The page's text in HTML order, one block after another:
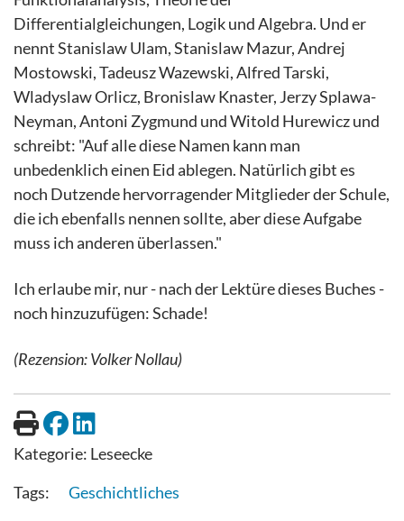
Differentialgleichungen, Logik und Algebra. Und er
nennt Stanislaw Ulam, Stanislaw Mazur, Andrej
Mostowski, Tadeusz Wazewski, Alfred Tarski,
Wladyslaw Orlicz, Bronislaw Knaster, Jerzy Splawa-
Neyman, Antoni Zygmund und Witold Hurewicz und
schreibt: "Auf alle diese Namen kann man
unbedenklich einen Eid ablegen. Natürlich gibt es
noch Dutzende hervorragender Mitglieder der Schule,
die ich ebenfalls nennen sollte, aber diese Aufgabe
muss ich anderen überlassen."
Ich erlaube mir, nur - nach der Lektüre dieses Buches -
noch hinzuzufügen: Schade!
(Rezension: Volker Nollau)
Kategorie: Leseecke
Geschichtliches